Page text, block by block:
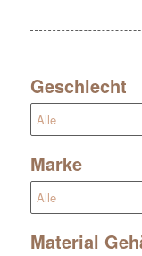
Geschlecht
Marke
Material